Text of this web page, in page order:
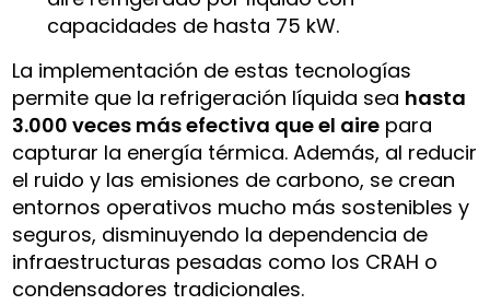
capacidades de hasta 75 kW.
La implementación de estas tecnologías
permite que la refrigeración líquida sea hasta
3.000 veces más efectiva que el aire para
capturar la energía térmica. Además, al reducir
el ruido y las emisiones de carbono, se crean
entornos operativos mucho más sostenibles y
seguros, disminuyendo la dependencia de
infraestructuras pesadas como los CRAH o
condensadores tradicionales.